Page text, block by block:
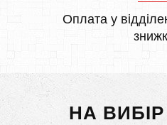
Оплата у
НА